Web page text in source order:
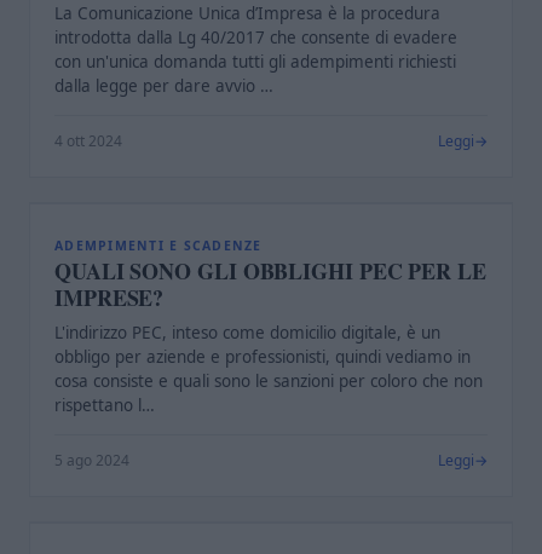
La Comunicazione Unica d’Impresa è la procedura
introdotta dalla Lg 40/2017 che consente di evadere
con un'unica domanda tutti gli adempimenti richiesti
dalla legge per dare avvio …
4 ott 2024 Leggi
Q
ADEMPIMENTI E SCADENZE
QUALI SONO GLI OBBLIGHI PEC PER LE
IMPRESE?
L'indirizzo PEC, inteso come domicilio digitale, è un
obbligo per aziende e professionisti, quindi vediamo in
cosa consiste e quali sono le sanzioni per coloro che non
rispettano l…
5 ago 2024 Leggi